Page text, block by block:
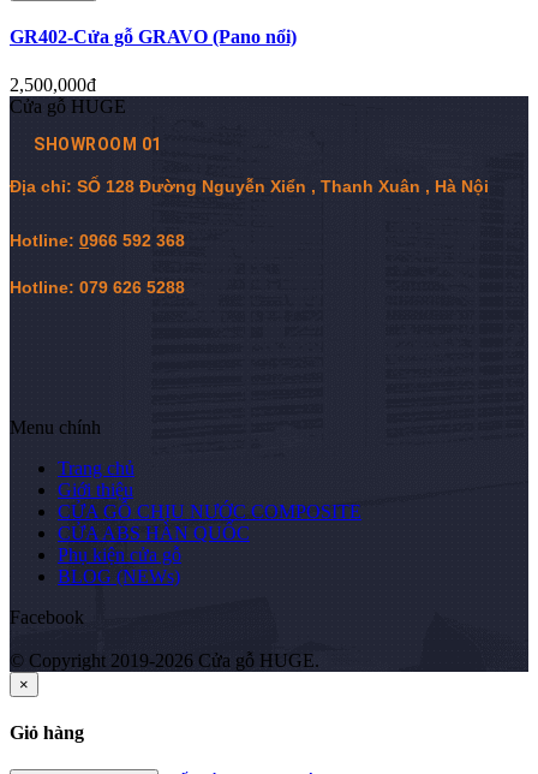
GR402-Cửa gỗ GRAVO (Pano nổi)
2,500,000đ
Cửa gỗ HUGE
SHOWROOM 01
Địa chỉ: SỐ 128 Đường Nguyễn Xiển , Thanh Xuân , Hà Nội
Hotline: 0966 592 368
Hotline: 079 626 5288
Menu chính
Trang chủ
Giới thiệu
CỬA GỖ CHỊU NƯỚC COMPOSITE
CỬA ABS HÀN QUỐC
Phụ kiện cửa gỗ
BLOG (NEWs)
Facebook
© Copyright 2019-2026 Cửa gỗ HUGE.
×
Giỏ hàng